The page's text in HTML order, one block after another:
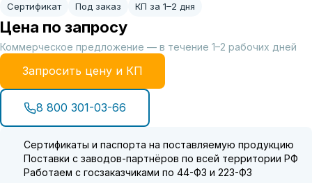
Сертификат Под заказ КП за 1–2 дня
Цена по запросу
Коммерческое предложение — в течение 1–2 рабочих дней
Запросить цену и КП
8 800 301-03-66
Сертификаты и паспорта на поставляемую продукцию
Поставки с заводов-партнёров по всей территории РФ
Работаем с госзаказчиками по 44-ФЗ и 223-ФЗ